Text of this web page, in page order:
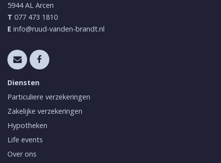
5944 AL Arcen
T 077 473 1810
E info@ruud-vanden-brandt.nl
Diensten
Particuliere verzekeringen
Zakelijke verzekeringen
Hypotheken
Life events
Over ons